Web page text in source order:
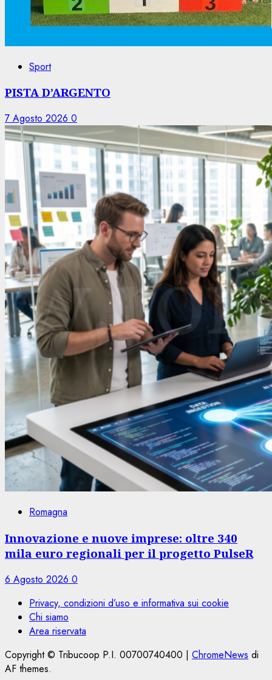
Sport
PISTA D’ARGENTO
7 Agosto 2026 0
Romagna
Innovazione e nuove imprese: oltre 340
mila euro regionali per il progetto PulseR
6 Agosto 2026 0
Privacy, condizioni d’uso e informativa sui cookie
Chi siamo
Area riservata
Copyright © Tribucoop P.I. 00700740400 | ChromeNews di
AF themes.